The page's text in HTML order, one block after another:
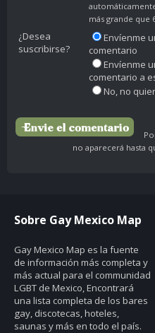
más grande que
¿Desea
suscribirse?
Envíenme
comentario
Envíenme
comentario a
No, no
no aparecerá hasta
Sobre Gay Mexico Map
Gay Mexico Map es la fuente
de información más completa y
más actual para el communidad
LGBT de Mexico, Encontrará
una lista completa de los bares
gay, discotecas, hoteles,
saunas y más en todo el país.